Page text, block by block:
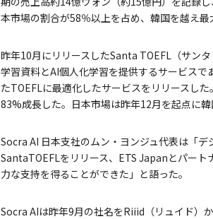
本市場の割合が58％以上を占め、韓国を越え最
昨年10月にリリースしたSanta TOEFL（サン
学習資料とAI個人化学習を提供するサービス
たTOEFLに最適化したサービスをリリースし
83%成長した。日本市場は昨年12月を起点に
Socra AI 日本支社のムン・ヨンジュ代表は「
SantaTOEFLをリリース、ETS Japanとパー
力な支持を得ることができた」と語った。
Socra AIは昨年9月の社名をRiiid（リュイド）